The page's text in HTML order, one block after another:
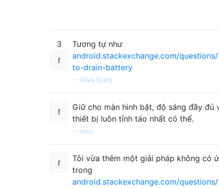
3
Tương tự như
android.stackexchange.com/
to-drain-battery
— Mark Byers
Giữ cho màn hình bật, độ sáng đầy đủ
thiết bị luôn tỉnh táo nhất có thể.
ksoo
Tôi vừa thêm một giải pháp không có
trong
android.stackexchange.com/